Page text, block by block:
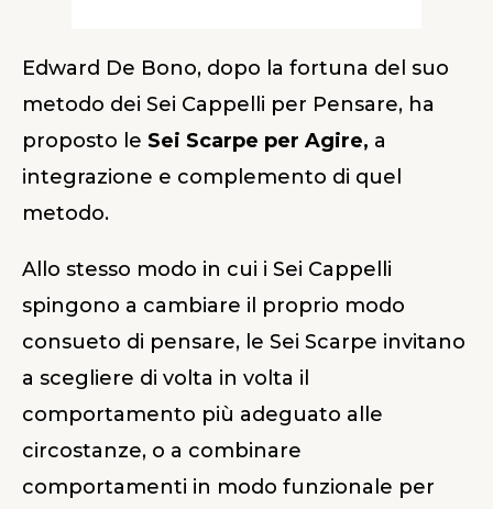
Edward De Bono, dopo la fortuna del suo
metodo dei Sei Cappelli per Pensare, ha
proposto le Sei Scarpe per Agire, a
integrazione e complemento di quel
metodo.
Allo stesso modo in cui i Sei Cappelli
spingono a cambiare il proprio modo
consueto di pensare, le Sei Scarpe invitano
a scegliere di volta in volta il
comportamento più adeguato alle
circostanze, o a combinare
comportamenti in modo funzionale per